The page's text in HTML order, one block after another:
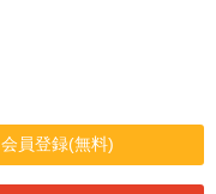
会員登録(無料)